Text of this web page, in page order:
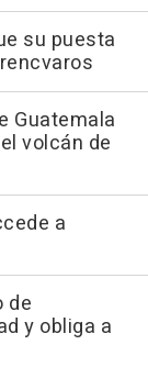
su puesta
Guatemala
volcán de
a
de
y obliga a